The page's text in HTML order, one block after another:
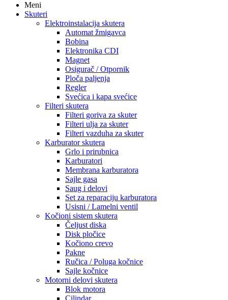
Meni
Skuteri
Elektroinstalacija skutera
Automat žmigavca
Bobina
Elektronika CDI
Magnet
Osigurač / Otpornik
Ploča paljenja
Regler
Svećica i kapa svećice
Filteri skutera
Filteri goriva za skuter
Filteri ulja za skuter
Filteri vazduha za skuter
Karburator skutera
Grlo i prirubnica
Karburatori
Membrana karburatora
Sajle gasa
Saug i delovi
Set za reparaciju karburatora
Usisni / Lamelni ventil
Kočioni sistem skutera
Čeljust diska
Disk pločice
Kočiono crevo
Pakne
Ručica / Poluga kočnice
Sajle kočnice
Motorni delovi skutera
Blok motora
Cilindar